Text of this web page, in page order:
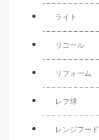
ライト
リコール
リフォーム
レフ球
レンジフード